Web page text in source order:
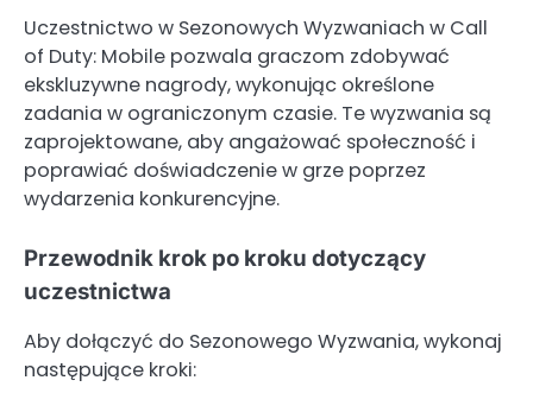
Uczestnictwo w Sezonowych Wyzwaniach w Call
of Duty: Mobile pozwala graczom zdobywać
ekskluzywne nagrody, wykonując określone
zadania w ograniczonym czasie. Te wyzwania są
zaprojektowane, aby angażować społeczność i
poprawiać doświadczenie w grze poprzez
wydarzenia konkurencyjne.
Przewodnik krok po kroku dotyczący
uczestnictwa
Aby dołączyć do Sezonowego Wyzwania, wykonaj
następujące kroki: